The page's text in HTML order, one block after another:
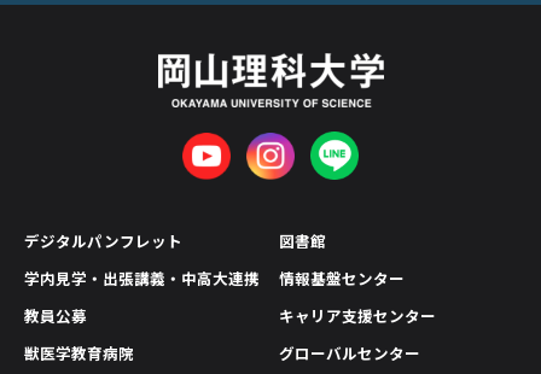
デジタルパンフレット
学内見学・出張講義・中高大連携
教員公募
獣医学教育病院
図書館
情報基盤センター
キャリア支援センター
グローバルセンター